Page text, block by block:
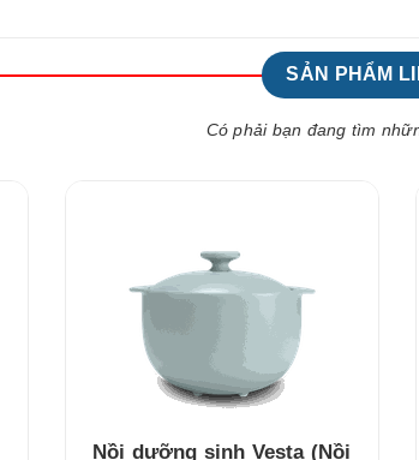
SẢN PHẨM
Có phải bạn đang tìm
Nồi dưỡng sinh Vesta (Nồi